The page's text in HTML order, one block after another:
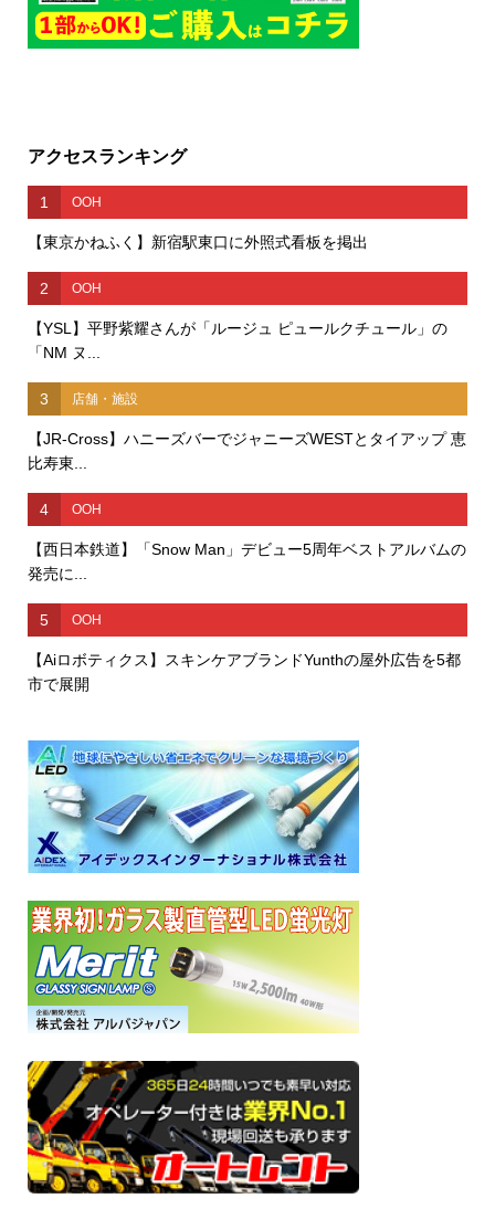
アクセスランキング
1 OOH
【東京かねふく】新宿駅東口に外照式看板を掲出
2 OOH
【YSL】平野紫耀さんが「ルージュ ピュールクチュール」の
「NM ヌ...
3 店舗・施設
【JR-Cross】ハニーズバーでジャニーズWESTとタイアップ 恵
比寿東...
4 OOH
【西日本鉄道】「Snow Man」デビュー5周年ベストアルバムの
発売に...
5 OOH
【Aiロボティクス】スキンケアブランドYunthの屋外広告を5都
市で展開